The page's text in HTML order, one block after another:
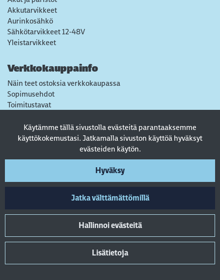
Käytämme tällä sivustolla evästeitä parantaaksemme
käyttökokemustasi. Jatkamalla sivuston käyttöä hyväksyt
evästeiden käytön.
Hyväksy
Jatka välttämättömillä
Hallinnoi evästeitä
Lisätietoja
Akkutarvikkeet
Aurinkosähkö
Sähkötarvikkeet 12-48V
Yleistarvikkeet
Verkkokauppainfo
Näin teet ostoksia verkkokaupassa
Sopimusehdot
Toimitustavat
Tietosuojaseloste
Usein kysytyt kysymykset
Seuraa sosiaalisessa mediassa